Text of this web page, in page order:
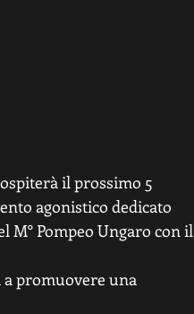
il prossimo 5
agonistico dedicato
M° Pompeo Ungaro con il
promuovere una